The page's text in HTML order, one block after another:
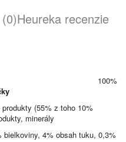
Heureka recenzie
100%
(55% z toho 10%
minerály
bielkoviny, 4% obsah tuku, 0,3%